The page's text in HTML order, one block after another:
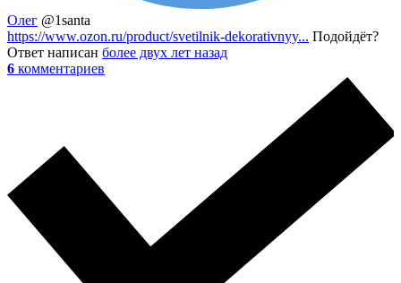
Олег @1santa
https://www.ozon.ru/product/svetilnik-dekorativnyy... Подойдёт?
Ответ написан более двух лет назад
6 комментариев